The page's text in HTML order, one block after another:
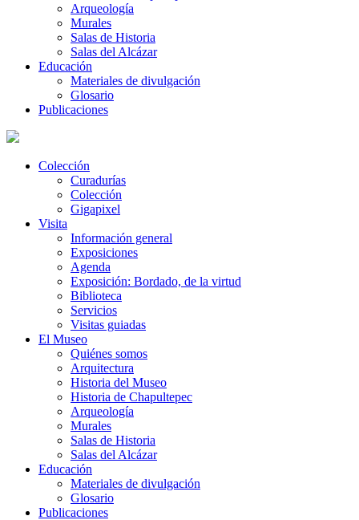
Arqueología
Murales
Salas de Historia
Salas del Alcázar
Educación
Materiales de divulgación
Glosario
Publicaciones
Colección
Curadurías
Colección
Gigapixel
Visita
Información general
Exposiciones
Agenda
Exposición: Bordado, de la virtud
Biblioteca
Servicios
Visitas guiadas
El Museo
Quiénes somos
Arquitectura
Historia del Museo
Historia de Chapultepec
Arqueología
Murales
Salas de Historia
Salas del Alcázar
Educación
Materiales de divulgación
Glosario
Publicaciones